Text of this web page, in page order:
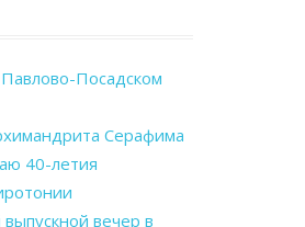
Посадском
Серафима
40-летия
вечер в